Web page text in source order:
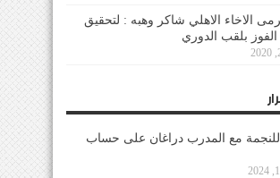
الاخاء الاهلي شاكر وهبه : لتحقيق
الفوز بلقب الدوري
مع المدرب دراغان على حساب